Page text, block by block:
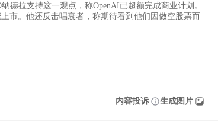
德拉支持这一观点，称OpenAI已超额完成商业计划。
市。他还反击唱衰者，称期待看到他们因做空股票而
内容投诉 生成图片